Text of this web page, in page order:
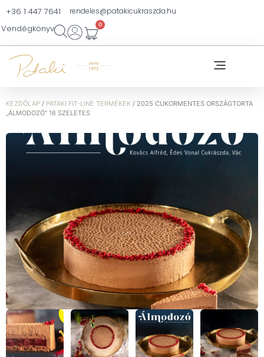
+36 1 447 7641 rendeles@patakicukraszda.hu
Vendégkönyv 0
KEZDŐLAP / PATAKI FIT-LINE TERMÉKEK / 2025 CUKORMENTES ORSZÁGTORTA
„ÁLMODOZÓ” 16 SZELETES